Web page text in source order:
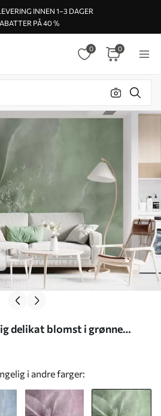
INNEN 1–3 DAGER
PÅ 40 %
0 0
delikat blomst i grønne
i andre farger: